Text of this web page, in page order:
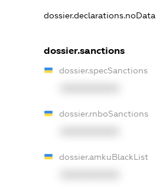
dossier.declarations.noData
dossier.sanctions
dossier.specSanctions
dossier.rnboSanctions
dossier.amkuBlackList